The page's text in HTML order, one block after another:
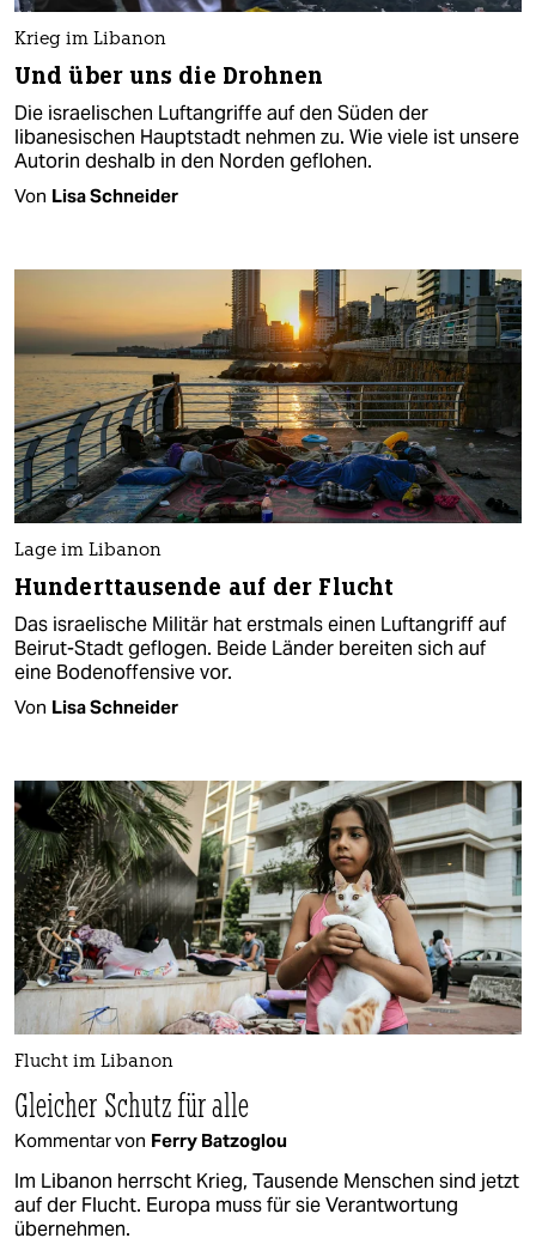
Krieg im Libanon
Und über uns die Drohnen
Die israelischen Luftangriffe auf den Süden der
libanesischen Hauptstadt nehmen zu. Wie viele ist unsere
Autorin deshalb in den Norden geflohen.
Von Lisa Schneider
Lage im Libanon
Hunderttausende auf der Flucht
Das israelische Militär hat erstmals einen Luftangriff auf
Beirut-Stadt geflogen. Beide Länder bereiten sich auf
eine Bodenoffensive vor.
Von Lisa Schneider
Flucht im Libanon
Gleicher Schutz für alle
Kommentar von Ferry Batzoglou
Im Libanon herrscht Krieg, Tausende Menschen sind jetzt
auf der Flucht. Europa muss für sie Verantwortung
übernehmen.